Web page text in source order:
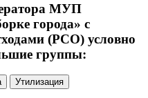
МУП
города» с
(РСО) условно
группы:
Утилизация